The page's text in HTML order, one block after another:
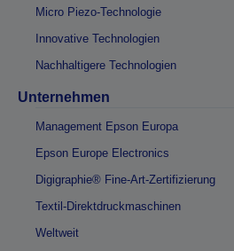
Micro Piezo-Technologie
Innovative Technologien
Nachhaltigere Technologien
Unternehmen
Management Epson Europa
Epson Europe Electronics
Digigraphie® Fine-Art-Zertifizierung
Textil-Direktdruckmaschinen
Weltweit